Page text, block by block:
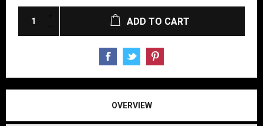
ADD TO CART
OVERVIEW